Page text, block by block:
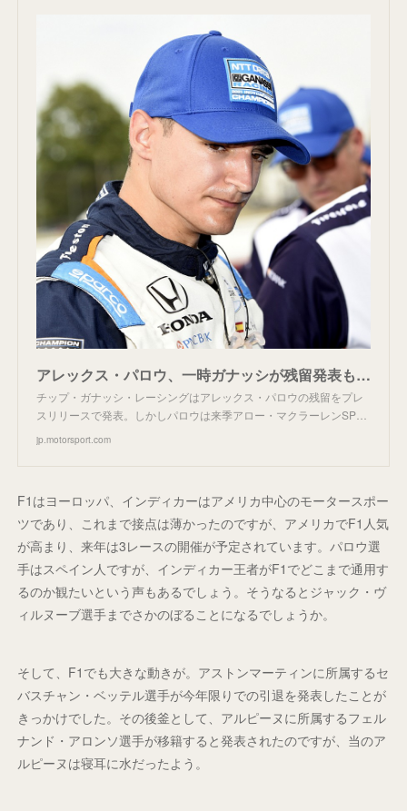
アレックス・パロウ、一時ガナッシが残留発表も、一転マクラーレン入り決定。F1参戦にも含み？
チップ・ガナッシ・レーシングはアレックス・パロウの残留をプレ
スリリースで発表。しかしパロウは来季アロー・マクラーレンSP…
jp.motorsport.com
F1はヨーロッパ、インディカーはアメリカ中心のモータースポー
ツであり、これまで接点は薄かったのですが、アメリカでF1人気
が高まり、来年は3レースの開催が予定されています。パロウ選
手はスペイン人ですが、インディカー王者がF1でどこまで通用す
るのか観たいという声もあるでしょう。そうなるとジャック・ヴ
ィルヌーブ選手までさかのぼることになるでしょうか。
そして、F1でも大きな動きが。アストンマーティンに所属するセ
バスチャン・ベッテル選手が今年限りでの引退を発表したことが
きっかけでした。その後釜として、アルピーヌに所属するフェル
ナンド・アロンソ選手が移籍すると発表されたのですが、当のア
ルピーヌは寝耳に水だったよう。